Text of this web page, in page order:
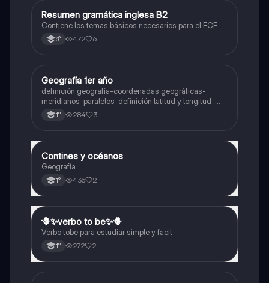
Inglés
Resumen gramática inglesa B2
Contiene los temas básicos necesarios para el FCE
6° 472 6
Geografía
Geografía 1er año
definición geografía-coordenadas geográficas-
meridianos-paralelos-definición latitud y longitud-
elementos del mapa-definición mapa-localización
relativa y absoluta
1° 284 3
Geografía
Contines y océanos
Geografía
1° 435 2
Inglés
🪻✨️verbo to be✨️🪻
Verbo tobe para estudiar simple y facil
1° 272 2